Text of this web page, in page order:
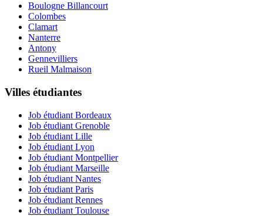
Boulogne Billancourt
Colombes
Clamart
Nanterre
Antony
Gennevilliers
Rueil Malmaison
Villes étudiantes
Job étudiant Bordeaux
Job étudiant Grenoble
Job étudiant Lille
Job étudiant Lyon
Job étudiant Montpellier
Job étudiant Marseille
Job étudiant Nantes
Job étudiant Paris
Job étudiant Rennes
Job étudiant Toulouse